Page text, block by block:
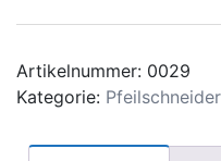
Artikelnummer: 0029
Kategorie: Pfeilschneider